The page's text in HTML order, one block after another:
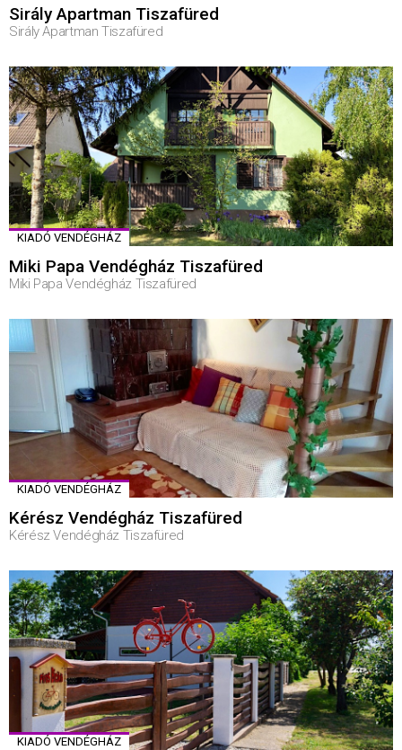
Sirály Apartman Tiszafüred
Sirály Apartman Tiszafüred
KIADÓ VENDÉGHÁZ
Miki Papa Vendégház Tiszafüred
Miki Papa Vendégház Tiszafüred
KIADÓ VENDÉGHÁZ
Kérész Vendégház Tiszafüred
Kérész Vendégház Tiszafüred
KIADÓ VENDÉGHÁZ